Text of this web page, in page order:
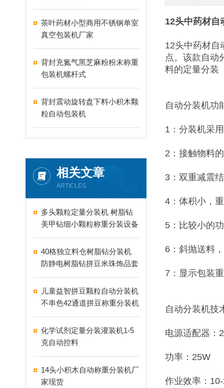
茶叶药材小型商用不锈钢单室
真空包装机厂家
背封充氮气黑芝麻粉粉末称重
包装机螺杆式
背封震动旋转盘下料小积木颗
粒自动包装机
相关文章
ARTICLES
多头颗粒定量分装机 树脂钻
美甲钻细小颗粒称重分装设备
支持24-60头定制
40格独立料仓树脂钻分装机
防静电树脂钻拼豆米珠饰品套
盒分装设备
儿童益智拼豆颗粒自动分装机
不串色42通道拼豆称重分装机
化学试剂定量分装灌装机1-5
克自动控料
14头小积木自动称重分装机厂
家现货
12头中药材自
12头中药材自
点。该款自动
料的定量分装
自动分装机功
1：分装机采
2：接触物料
3：双重减震
4：体积小，
5：比较小的
6：斜抛送料
7：显示包装
自动分装机技
电源适配器：
功率：25W
作业效率：